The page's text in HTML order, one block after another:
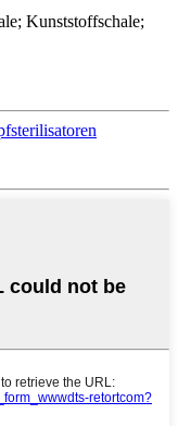
Kunststoffschale;